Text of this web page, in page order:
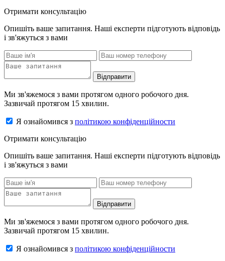
Отримати консультацію
Опишіть ваше запитання. Наші експерти підготують відповідь
і зв'яжуться з вами
Відправити
Ми зв'яжемося з вами протягом одного робочого дня.
Зазвичай протягом 15 хвилин.
Я ознайомився з політикою конфіденційности
Отримати консультацію
Опишіть ваше запитання. Наші експерти підготують відповідь
і зв'яжуться з вами
Відправити
Ми зв'яжемося з вами протягом одного робочого дня.
Зазвичай протягом 15 хвилин.
Я ознайомився з політикою конфіденційности